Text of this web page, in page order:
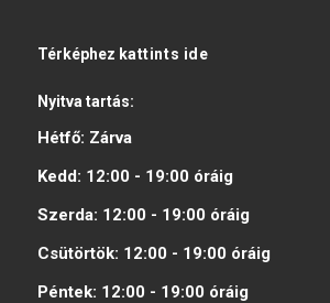
Térképhez kattints ide
Nyitva tartás:
Hétfő: Zárva
Kedd: 12:00 - 19:00 óráig
Szerda: 12:00 - 19:00 óráig
Csütörtök: 12:00 - 19:00 óráig
Péntek: 12:00 - 19:00 óráig